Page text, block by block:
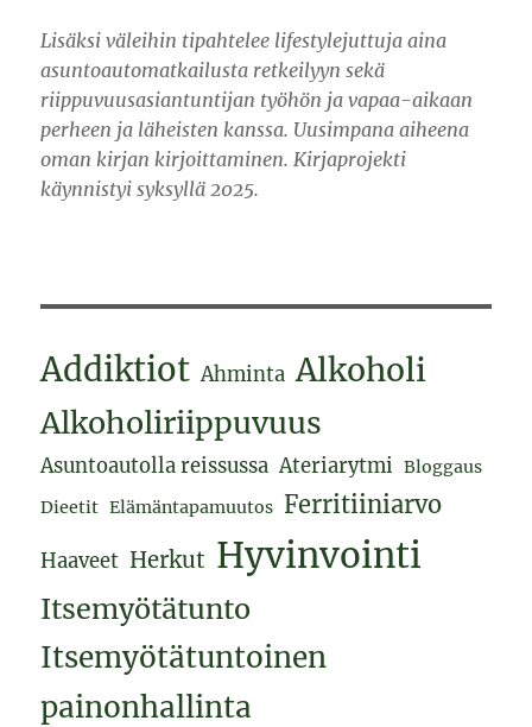
Lisäksi väleihin tipahtelee lifestylejuttuja aina
asuntoautomatkailusta retkeilyyn sekä
riippuvuusasiantuntijan työhön ja vapaa-aikaan
perheen ja läheisten kanssa. Uusimpana aiheena
oman kirjan kirjoittaminen. Kirjaprojekti
käynnistyi syksyllä 2025.
Addiktiot Ahminta Alkoholi
Alkoholiriippuvuus
Asuntoautolla reissussa Ateriarytmi Bloggaus
Dieetit Elämäntapamuutos Ferritiiniarvo
Haaveet Herkut Hyvinvointi
Itsemyötätunto
Itsemyötätuntoinen
painonhallinta